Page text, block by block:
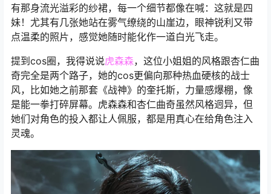
有那身流光溢彩的纱裙，每一个细节都像在喊：这就是四
妹！尤其有几张她站在雾气缭绕的山崖边，眼神锐利又带
点温柔的照片，感觉她随时能化作一道白光飞走。
提到cos圈，我得说说虎森森，这位小姐姐的风格跟杏仁曲
奇完全是两个路子，她的cos更偏向那种热血硬核的战士
风，比如她之前那套《战神》的奎托斯，力量感爆棚，像
是能一拳打碎屏幕。虎森森和杏仁曲奇虽然风格迥异，但
她们对角色的投入都让人佩服，都是用真心在给角色注入
灵魂。